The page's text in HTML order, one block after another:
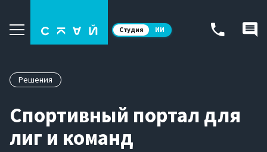
Студия ИИ
Решения
Спортивный портал для
лиг и команд